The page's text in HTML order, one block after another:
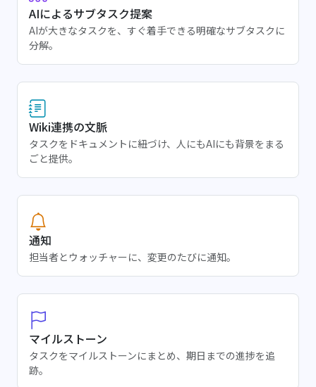
AIによるサブタスク提案
AIが大きなタスクを、すぐ着手できる明確なサブタスクに
分解。
Wiki連携の文脈
タスクをドキュメントに紐づけ、人にもAIにも背景をまる
ごと提供。
通知
担当者とウォッチャーに、変更のたびに通知。
マイルストーン
タスクをマイルストーンにまとめ、期日までの進捗を追
跡。